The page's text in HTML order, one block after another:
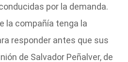
por la demanda.
la compañía tenga la
responder antes que sus
de Salvador Peñalver, de